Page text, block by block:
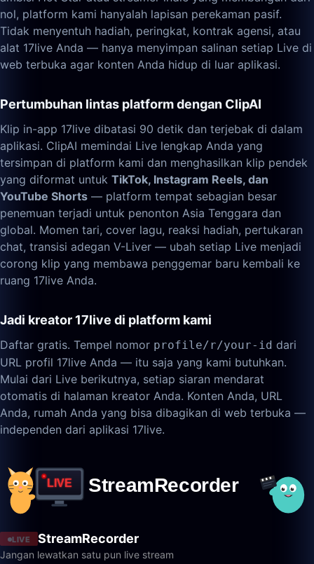
nol, platform kami hanyalah lapisan perekaman pasif.
Tidak menyentuh hadiah, peringkat, kontrak agensi, atau
alat 17live Anda — hanya menyimpan salinan setiap Live di
web terbuka agar konten Anda hidup di luar aplikasi.
Pertumbuhan lintas platform dengan ClipAI
Klip in-app 17live dibatasi 90 detik dan terjebak di dalam
aplikasi. ClipAI memindai Live lengkap Anda yang
tersimpan di platform kami dan menghasilkan klip pendek
yang diformat untuk TikTok, Instagram Reels, dan
YouTube Shorts — platform tempat sebagian besar
penemuan terjadi untuk penonton Asia Tenggara dan
global. Momen tari, cover lagu, reaksi hadiah, pertukaran
chat, transisi adegan V-Liver — ubah setiap Live menjadi
corong klip yang membawa penggemar baru kembali ke
ruang 17live Anda.
Jadi kreator 17live di platform kami
Daftar gratis. Tempel nomor profile/r/your-id dari
URL profil 17live Anda — itu saja yang kami butuhkan.
Mulai dari Live berikutnya, setiap siaran mendarat
otomatis di halaman kreator Anda. Konten Anda, URL
Anda, rumah Anda yang bisa dibagikan di web terbuka —
independen dari aplikasi 17live.
LIVE StreamRecorder
Jangan lewatkan satu pun live stream